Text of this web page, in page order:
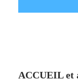
ACCUEIL et